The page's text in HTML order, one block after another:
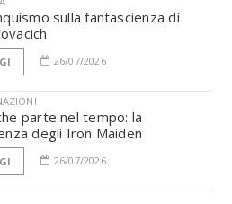
sulla fantascienza di
26/07/2026
parte nel tempo: la
degli Iron Maiden
26/07/2026